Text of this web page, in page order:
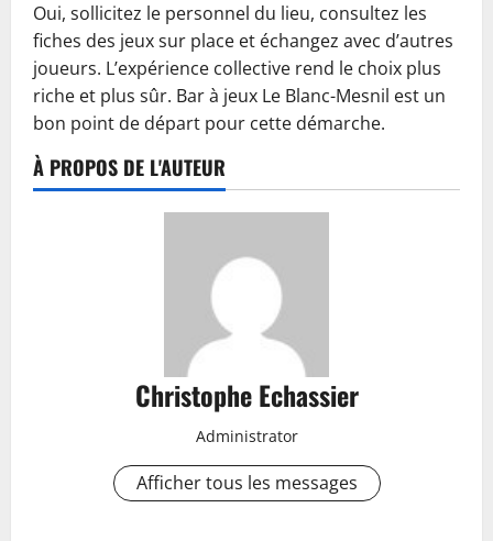
Oui, sollicitez le personnel du lieu, consultez les
fiches des jeux sur place et échangez avec d’autres
joueurs. L’expérience collective rend le choix plus
riche et plus sûr. Bar à jeux Le Blanc-Mesnil est un
bon point de départ pour cette démarche.
À PROPOS DE L'AUTEUR
Christophe Echassier
Administrator
Afficher tous les messages